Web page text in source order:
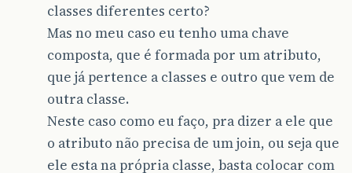
classes diferentes certo?
Mas no meu caso eu tenho uma chave
composta, que é formada por um atributo,
que já pertence a classes e outro que vem de
outra classe.
Neste caso como eu faço, pra dizer a ele que
o atributo não precisa de um join, ou seja que
ele esta na própria classe, basta colocar com